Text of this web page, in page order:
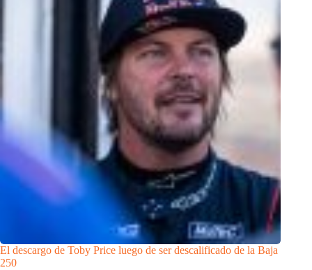
El descargo de Toby Price luego de ser descalificado de la Baja
250